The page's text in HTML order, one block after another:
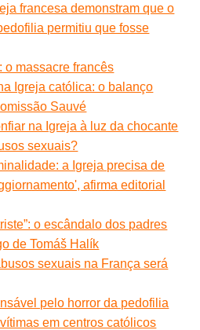
francesa demonstram que o
permitiu que fosse
o massacre francês
Igreja católica: o balanço
Sauvé
na Igreja à luz da chocante
sexuais?
a Igreja precisa de
afirma editorial
o escândalo dos padres
de Tomáš Halík
sexuais na França será
pelo horror da pedofilia
em centros católicos